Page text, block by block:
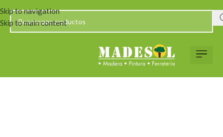
Skip to navigation
Skip to main content